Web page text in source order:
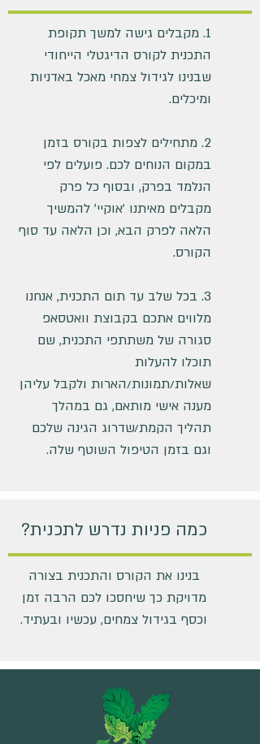
1. מקבלים גישה למשך תקופת
התכנית לקורס הדיגטלי הייחודי
שבנינו לגידול צמחי מאכל באדניות
ומיכלים.
2. מתחילים לצפות בקורס בזמן
במקום הנוחים לכם. פועלים לפי
הנלמד בפרק, ובסוף כל פרק
מקבלים מאיתנו 'אוקיי' להמשיך
הלאה לפרק הבא, וכן הלאה עד סוף
הקורס.
3. בכל שלב עד תום התכנית, אנחנו
מלווים אתכם בקבוצת וואטסאפ
סגורה של משתתפי התכנית, שם
תוכלו להעלות
שאלות/תמונות/הארות ולקבל עליהן
מענה אישי מותאם, גם במהלך
תהליך הקמת/שדרוג הגינה שלכם
וגם בזמן הטיפול השוטף שלה.
כמה פניות נדרש לתכנית?
בנינו את הקורס והתכנית בצורה
מדויקת כך שיחסכו לכם הרבה זמן
וכסף בגידול צמחים, עכשיו ובעתיד.